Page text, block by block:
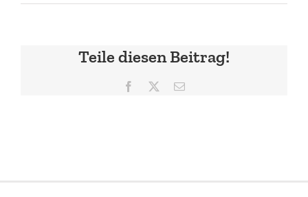
Kontakt
Teile diesen Beitrag!
Facebook E-